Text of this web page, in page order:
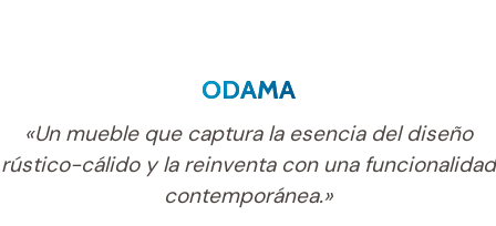
ODAMA
«Un mueble que captura la esencia del diseño
rústico-cálido y la reinventa con una funcionalidad
contemporánea.»